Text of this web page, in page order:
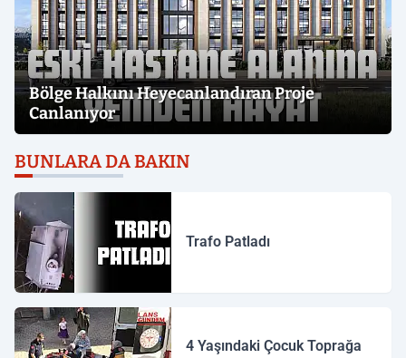
Bölge Halkını Heyecanlandıran Proje
Canlanıyor
BUNLARA DA BAKIN
Trafo Patladı
4 Yaşındaki Çocuk Toprağa